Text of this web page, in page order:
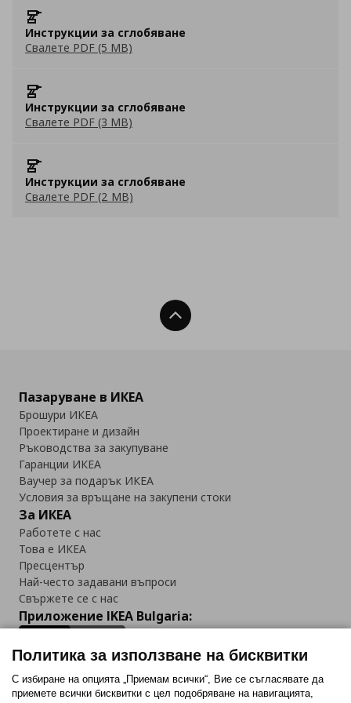
Инструкции за сглобяване
Свалете PDF (5 MB)
Инструкции за сглобяване
Свалете PDF (3 MB)
Инструкции за сглобяване
Свалете PDF (2 MB)
Нагоре
Пазаруване в ИКЕА
Брошури ИКЕА
Проектиране и дизайн
Ръководства за закупуване
Гаранции ИКЕА
Ваучер за подарък ИКЕА
Условия за връщане на закупени стоки
За ИКЕА
Работете с нас
Това е ИКЕА
Пресцентър
Най-често задавани въпроси
Свържете се с нас
Приложение IKEA Bulgaria:
Последвайте ни:
Политика за използване на бисквитки
С избиране на опцията „Приемам всички“, Вие се съгласявате да
приемете всички бисквитки с цел подобряване на навигацията,